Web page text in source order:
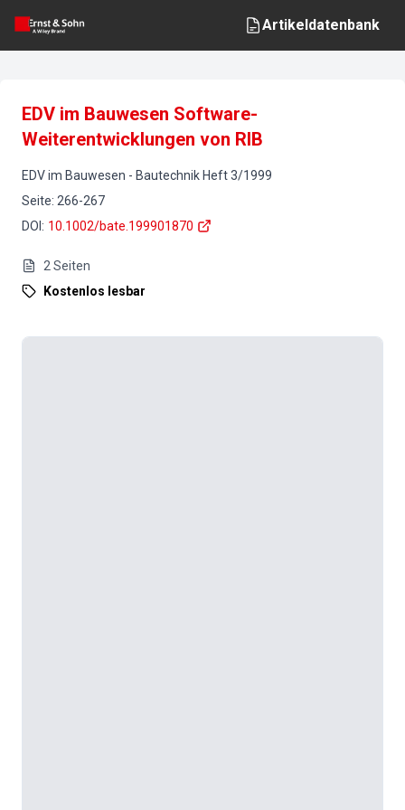
Artikeldatenbank
EDV im Bauwesen Software-
Weiterentwicklungen von RIB
EDV im Bauwesen - Bautechnik Heft3/1999
Seite: 266-267
DOI : 10.1002/bate.199901870
2 Seiten
Kostenlos lesbar